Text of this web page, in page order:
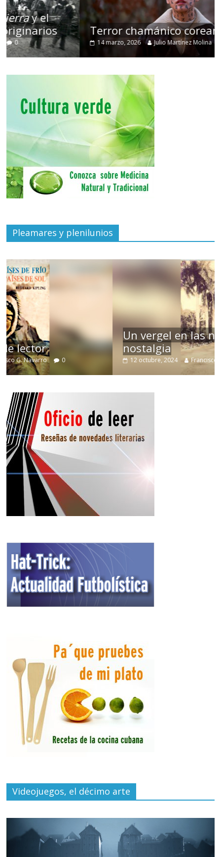
Terror chamánico coreano
14 marzo, 2026 Julio Martínez Molina 0
Pleamares y plenilunios
Un vergel en las nieblas de la
nostalgia
12 octubre, 2024 Francisco G. Navarro 0
Videojuegos, el décimo arte